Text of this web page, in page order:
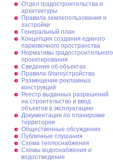
Отдел градостроительства и
архитектуры
Правила землепользования и
застройки
Генеральный план
Концепция создания единого
парковочного пространства
Нормативы градостроительного
проектирования
Сведения об объектах
Правила благоустройства
Размещение рекламных
конструкций
Реестр выданных разрешений
на строительство и ввод
объектов в эксплуатацию
Документация по планировке
территории
Общественные обсуждения
Публичные слушания
Схема теплоснабжения
Схемы водоснабжения и
водоотведения